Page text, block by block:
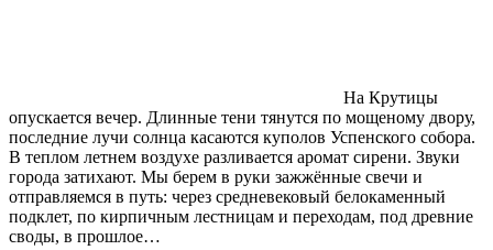
На Крутицы
опускается вечер. Длинные тени тянутся по мощеному двору,
последние лучи солнца касаются куполов Успенского собора.
В теплом летнем воздухе разливается аромат сирени. Звуки
города затихают. Мы берем в руки зажжённые свечи и
отправляемся в путь: через средневековый белокаменный
подклет, по кирпичным лестницам и переходам, под древние
своды, в прошлое…